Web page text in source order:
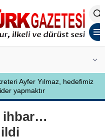
Özlem Kardeş Sancar’a
ihbar…